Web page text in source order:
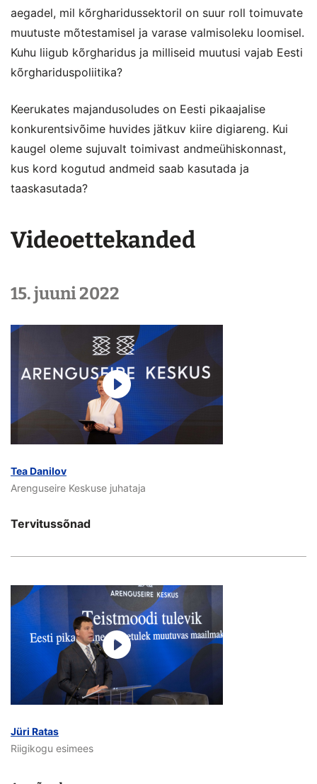
aegadel, mil kõrgharidussektoril on suur roll toimuvate
muutuste mõtestamisel ja varase valmisoleku loomisel.
Kuhu liigub kõrgharidus ja milliseid muutusi vajab Eesti
kõrghariduspoliitika?
Keerukates majandusoludes on Eesti pikaajalise
konkurentsivõime huvides jätkuv kiire digiareng. Kui
kaugel oleme sujuvalt toimivast andmeühiskonnast,
kus kord kogutud andmeid saab kasutada ja
taaskasutada?
Videoettekanded
15. juuni 2022
Tea Danilov
Arenguseire Keskuse juhataja
Tervitussõnad
Jüri Ratas
Riigikogu esimees